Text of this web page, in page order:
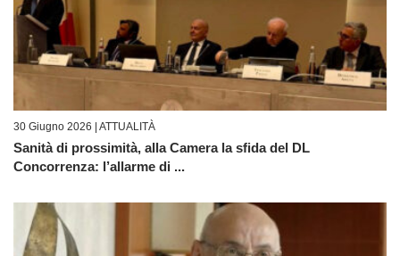
30 Giugno 2026 | ATTUALITÀ
Sanità di prossimità, alla Camera la sfida del DL
Concorrenza: l’allarme di ...